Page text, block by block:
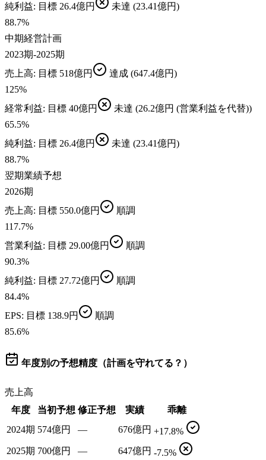
純利益: 目標 26.4億円 未達 (23.41億円)
88.7%
中期経営計画
2023期-2025期
売上高: 目標 518億円 達成 (647.4億円)
125%
経常利益: 目標 40億円 未達 (26.2億円 (営業利益を代替))
65.5%
純利益: 目標 26.4億円 未達 (23.41億円)
88.7%
翌期業績予想
2026期
売上高: 目標 550.0億円
順調
117.7%
営業利益: 目標 29.00億円
順調
90.3%
純利益: 目標 27.72億円
順調
84.4%
EPS: 目標 138.9円
順調
85.6%
年度別の予想精度（計画を守れてる？）
売上高
年度
当初予想 修正予想 実績
乖離
2024期 574億円 — 676億円 +17.8%
2025期 700億円 — 647億円 -7.5%